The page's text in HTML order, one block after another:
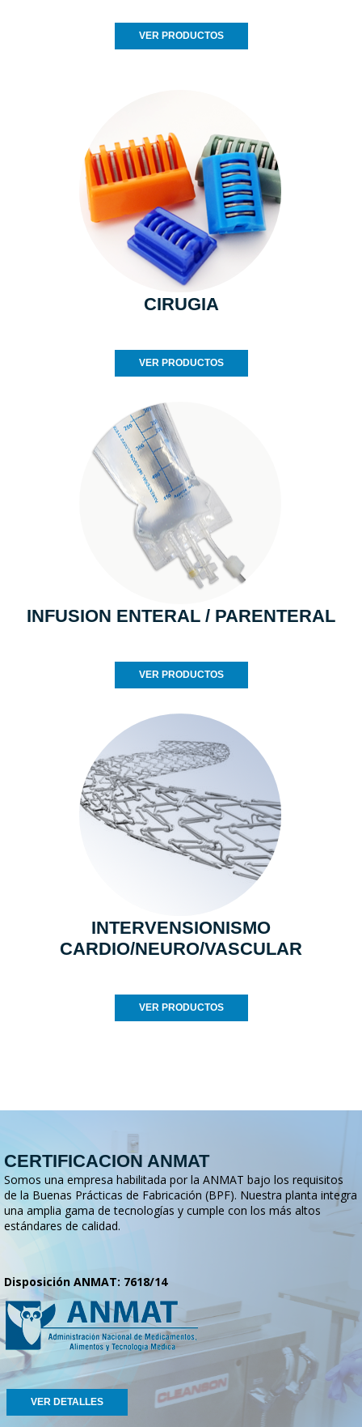
VER PRODUCTOS
CIRUGIA
VER PRODUCTOS
INFUSION ENTERAL / PARENTERAL
VER PRODUCTOS
INTERVENSIONISMO
CARDIO/NEURO/VASCULAR
VER PRODUCTOS
CERTIFICACION ANMAT
Somos una empresa habilitada por la ANMAT bajo los requisitos
de la Buenas Prácticas de Fabricación (BPF). Nuestra planta integra
una amplia gama de tecnologías y cumple con los más altos
estándares de calidad.
Disposición ANMAT: 7618/14
VER DETALLES